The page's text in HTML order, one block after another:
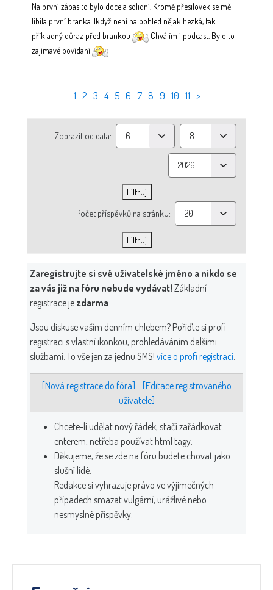
Na první zápas to bylo docela solidní. Kromě přesilovek se mě
libila první branka. Ikdyž není na pohled nějak hezká, tak
příkladný důraz před brankou
Chválím i podcast. Bylo to
zajímavé povídaní
1 2 3 4 5 6 7 8 9 10 11 >
Zobrazit od data:
Počet příspěvků na stránku:
Zaregistrujte si své uživatelské jméno a nikdo se
za vás již na fóru nebude vydávat! Základní
registrace je zdarma
Jsou diskuse vaším denním chlebem? Pořiďte si profi-
registraci s vlastní ikonkou, prohledáváním dalšími
službami. To vše jen za jednu SMS! více o profi registraci
[Nová registrace do fóra]
[Editace registrovaného
uživatele]
Chcete-li udělat nový řádek, stačí zařádkovat
enterem, netřeba používat html tagy.
Děkujeme, že se zde na fóru budete chovat jako
slušní lidé.
Redakce si vyhrazuje právo ve výjimečných
případech smazat vulgární, urážlivé nebo
nesmyslné příspěvky.